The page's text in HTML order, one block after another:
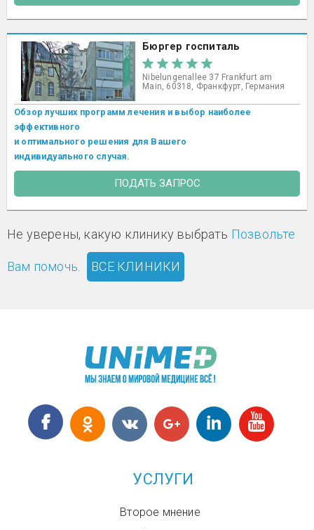
Бюргер госпиталь
Nibelungenallee 37 Frankfurt am
Main, 60318, Франкфурт, Германия
Обзор лучших программ лечения и выбор наиболее
эффективного
и оптимального решения для Вашего
индивидуального случая.
ПОДАТЬ ЗАПРОС
Не уверены, какую клинику выбрать Позвольте
Вам помочь. ВСЕ КЛИНИКИ
УСЛУГИ
Второе мнение